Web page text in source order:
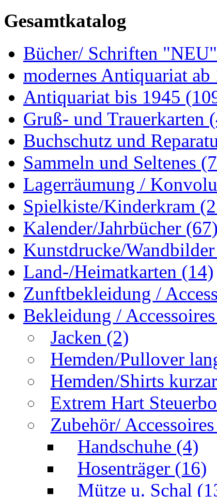
Gesamtkatalog
Bücher/ Schriften
modernes Antiquariat
Antiquariat bis 1945
Gruß- und Trauerkarten
Buchschutz und
Sammeln und Seltenes
Lagerräumung /
Spielkiste/Kinderkram
Kalender/Jahrbücher
Kunstdrucke/
Land-/Heimatkarten (14)
Zunftbekleidung /
Bekleidung /
Jacken (2)
Hemden/Pullover
Hemden/Shirts
Extrem Hart
Zubehör/
Handschuhe (4)
Hosenträger (16)
Mütze u. Schal